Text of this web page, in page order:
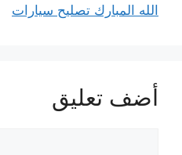
الله المبارك تصليح سيارات
أضف تعليق